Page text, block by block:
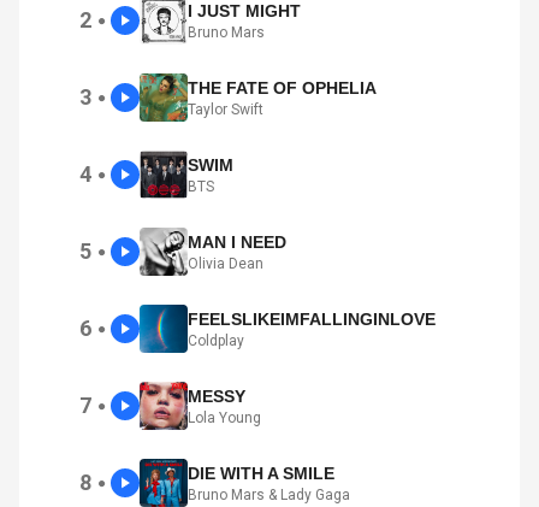
2 ● I JUST MIGHT
Bruno Mars
3 ● THE FATE OF OPHELIA
Taylor Swift
4 ● SWIM
BTS
5 ● MAN I NEED
Olivia Dean
6 ● FEELSLIKEIMFALLINGINLOVE
Coldplay
7 ● MESSY
Lola Young
8 ● DIE WITH A SMILE
Bruno Mars & Lady Gaga